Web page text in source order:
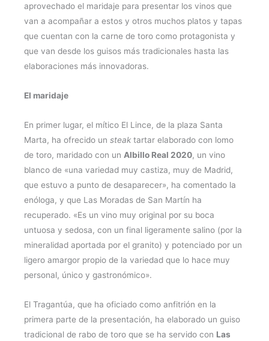
aprovechado el maridaje para presentar los vinos que
van a acompañar a estos y otros muchos platos y tapas
que cuentan con la carne de toro como protagonista y
que van desde los guisos más tradicionales hasta las
elaboraciones más innovadoras.
El maridaje
En primer lugar, el mítico El Lince, de la plaza Santa
Marta, ha ofrecido un steak tartar elaborado con lomo
de toro, maridado con un Albillo Real 2020, un vino
blanco de «una variedad muy castiza, muy de Madrid,
que estuvo a punto de desaparecer», ha comentado la
enóloga, y que Las Moradas de San Martín ha
recuperado. «Es un vino muy original por su boca
untuosa y sedosa, con un final ligeramente salino (por la
mineralidad aportada por el granito) y potenciado por un
ligero amargor propio de la variedad que lo hace muy
personal, único y gastronómico».
El Tragantúa, que ha oficiado como anfitrión en la
primera parte de la presentación, ha elaborado un guiso
tradicional de rabo de toro que se ha servido con Las